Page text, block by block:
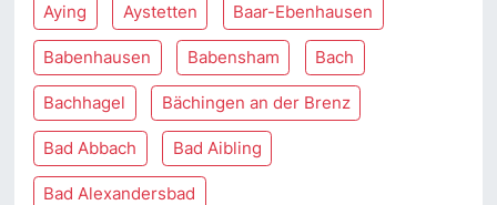
Aying Aystetten Baar-Ebenhausen
Babenhausen Babensham Bach
Bachhagel Bächingen an der Brenz
Bad Abbach Bad Aibling
Bad Alexandersbad